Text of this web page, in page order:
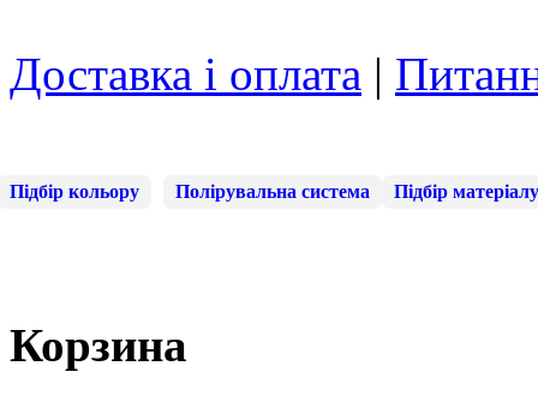
Доставка і оплата |
Підбір кольору Полірувальна система Підбір матеріалу
Корзина